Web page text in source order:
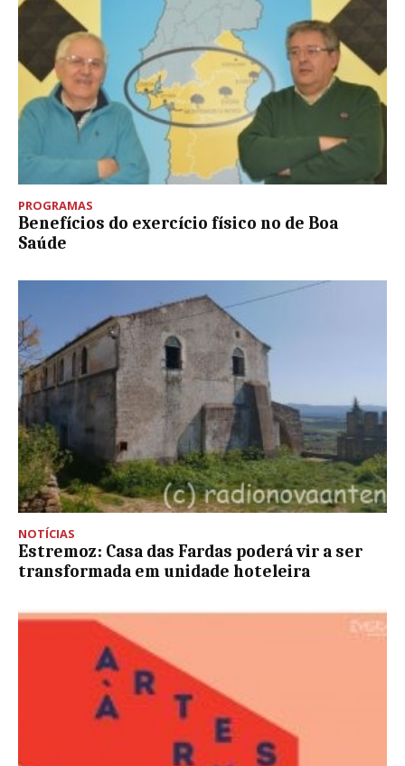
PROGRAMAS
Benefícios do exercício físico no de Boa
Saúde
NOTÍCIAS
Estremoz: Casa das Fardas poderá vir a ser
transformada em unidade hoteleira